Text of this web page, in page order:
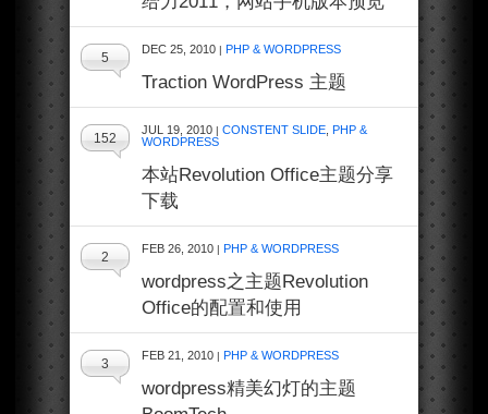
DEC 25, 2010 | PHP & WORDPRESS
5
Traction WordPress 主题
JUL 19, 2010 | CONSTENT SLIDE PHP &
WORDPRESS
152
本站Revolution Office主题分享
下载
FEB 26, 2010 | PHP & WORDPRESS
2
wordpress之主题Revolution
Office的配置和使用
FEB 21, 2010 | PHP & WORDPRESS
3
wordpress精美幻灯的主题